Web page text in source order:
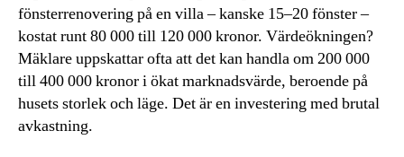
fönsterrenovering på en villa – kanske 15–20 fönster –
kostat runt 80 000 till 120 000 kronor. Värdeökningen?
Mäklare uppskattar ofta att det kan handla om 200 000
till 400 000 kronor i ökat marknadsvärde, beroende på
husets storlek och läge. Det är en investering med brutal
avkastning.